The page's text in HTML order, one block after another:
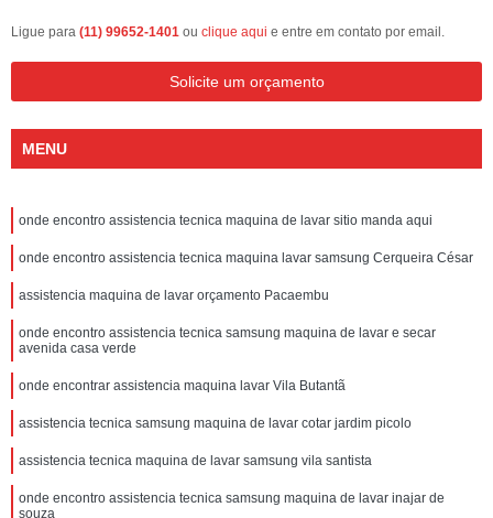
Ligue para (11) 99652-1401 ou clique aqui e entre em contato por email.
Solicite um orçamento
MENU
onde encontro assistencia tecnica maquina de lavar sitio manda aqui
onde encontro assistencia tecnica maquina lavar samsung Cerqueira César
assistencia maquina de lavar orçamento Pacaembu
onde encontro assistencia tecnica samsung maquina de lavar e secar
avenida casa verde
onde encontrar assistencia maquina lavar Vila Butantã
assistencia tecnica samsung maquina de lavar cotar jardim picolo
assistencia tecnica maquina de lavar samsung vila santista
onde encontro assistencia tecnica samsung maquina de lavar inajar de
souza